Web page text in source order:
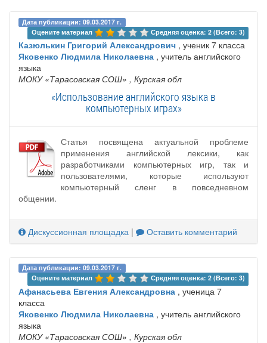
Дата публикации: 09.03.2017 г.
Оцените материал
Средняя оценка: 2 (Всего: 3)
Казюлькин Григорий Александрович , ученик 7 класса
Яковенко Людмила Николаевна , учитель английского
языка
МОКУ «Тарасовская СОШ» , Курская обл
«Использование английского языка в
компьютерных играх»
Статья посвящена актуальной проблеме
применения английской лексики, как
разработчиками компьютерных игр, так и
пользователями, которые используют
компьютерный сленг в повседневном
общении.
Дискуссионная площадка | Оставить комментарий
Дата публикации: 09.03.2017 г.
Оцените материал
Средняя оценка: 2 (Всего: 3)
Афанасьева Евгения Александровна , ученица 7
класса
Яковенко Людмила Николаевна , учитель английского
языка
МОКУ «Тарасовская СОШ» , Курская обл